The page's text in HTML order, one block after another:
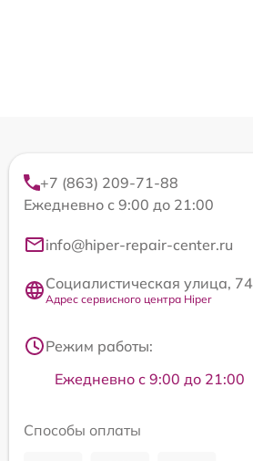
+7 (863) 209-71-88
Ежедневно с 9:00 до 21:00
info@hiper-repair-center.ru
Социалистическая улица, 74
Адрес сервисного центра Hiper
Режим работы:
Ежедневно с 9:00 до 21:00
Способы оплаты